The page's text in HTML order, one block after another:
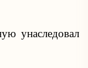
унаследовал